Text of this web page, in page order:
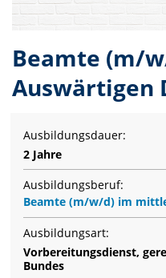
Beamte (m/
Auswärtigen
Ausbildungsdauer:
2 Jahre
Ausbildungsberuf:
Beamte (m/w/d) im
Ausbildungsart:
Vorbereitungsdienst,
Bundes